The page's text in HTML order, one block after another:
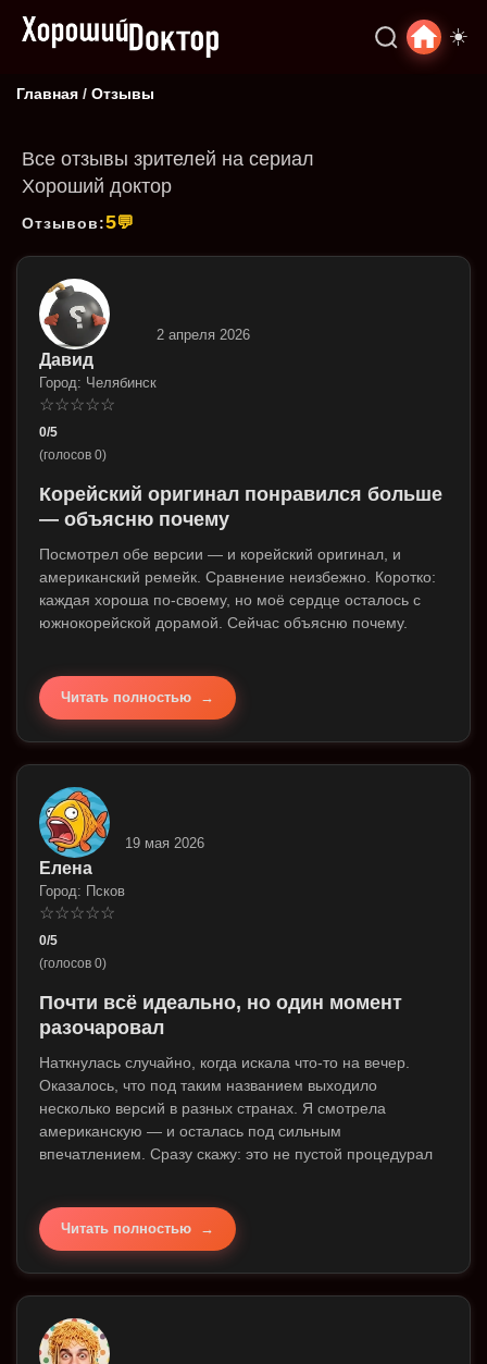
☀️
Главная / Отзывы
Все отзывы зрителей на сериал
Хороший доктор
Отзывов:5💬
Давид
Город: Челябинск
2 апреля 2026
☆☆☆☆☆
0/5
(голосов 0)
Корейский оригинал понравился больше
— объясню почему
Посмотрел обе версии — и корейский оригинал, и
американский ремейк. Сравнение неизбежно. Коротко:
каждая хороша по-своему, но моё сердце осталось с
южнокорейской дорамой. Сейчас объясню почему.
Читать полностью
Елена
Город: Псков
19 мая 2026
☆☆☆☆☆
0/5
(голосов 0)
Почти всё идеально, но один момент
разочаровал
Наткнулась случайно, когда искала что-то на вечер.
Оказалось, что под таким названием выходило
несколько версий в разных странах. Я смотрела
американскую — и осталась под сильным
впечатлением. Сразу скажу: это не пустой процедурал
Читать полностью